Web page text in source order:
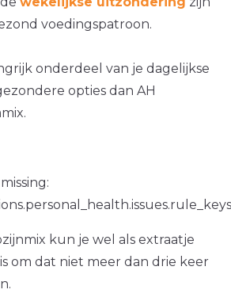
voedingspatroon.
onderdeel van je dagelijkse
opties dan AH
kun je wel als extraatje
om dat niet meer dan drie keer